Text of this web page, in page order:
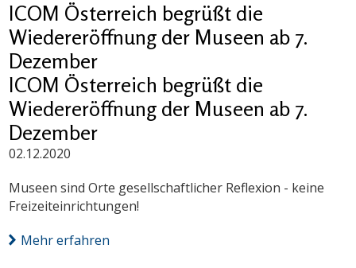
ICOM Österreich begrüßt die
Wiedereröffnung der Museen ab 7.
Dezember
ICOM Österreich begrüßt die
Wiedereröffnung der Museen ab 7.
Dezember
02.12.2020
Museen sind Orte gesellschaftlicher Reflexion - keine
Freizeiteinrichtungen!
Mehr erfahren